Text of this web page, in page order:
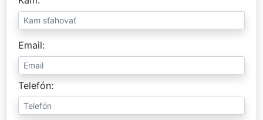
Email
Telefón